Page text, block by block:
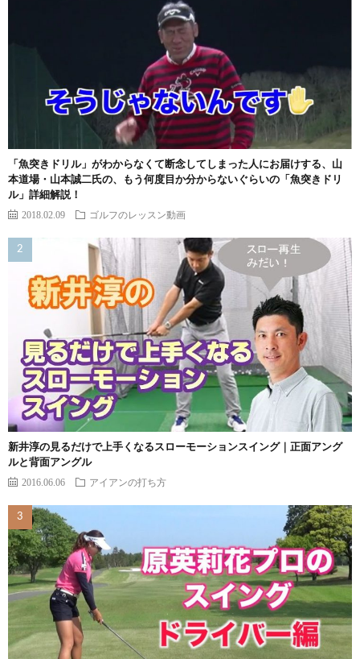
「魚突きドリル」がわからなくて断念してしまった人にお届けする、山
本道場・山本誠二氏の、もう何度目か分からないぐらいの「魚突きドリ
ル」詳細解説！
2018.02.09 ゴルフのレッスン動画
新井淳の見るだけで上手くなるスローモーションスイング｜正面アング
ルと背面アングル
2016.06.06 アイアンの打ち方